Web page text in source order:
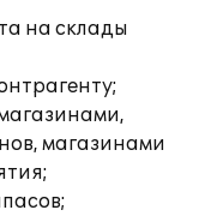
на склады
магазинами